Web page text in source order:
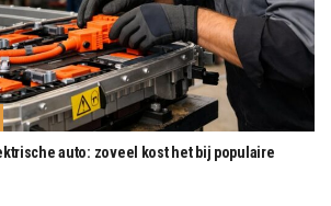
auto: zoveel kost het bij populaire